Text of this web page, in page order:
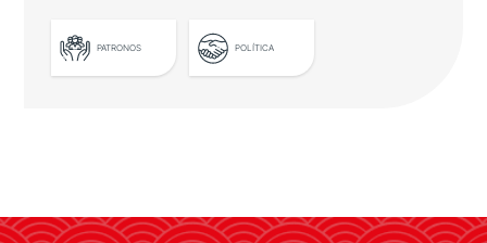
PATRONOS POLÍTICA
Pública de España